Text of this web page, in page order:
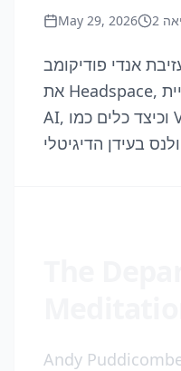
May 29, 2026 2
אנדי פודיקומב
את Headspace, עלייתם של מחוללי מדיטציית
AI, וכיצד כלים כמו Vital AI מעצבים
Andy